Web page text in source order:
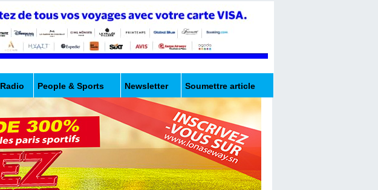
Radio People & Sports Newsletter Soumettre article